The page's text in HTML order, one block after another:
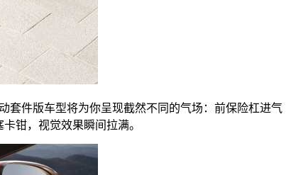
套件版车型将为你呈现截然不同的气场：前保险杠进气
钳，视觉效果瞬间拉满。